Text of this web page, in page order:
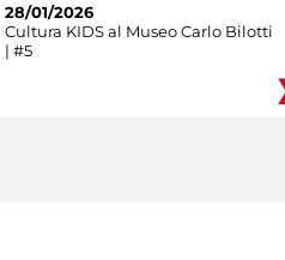
28/01/2026
Cultura KIDS al Museo Carlo Bilotti
| #5